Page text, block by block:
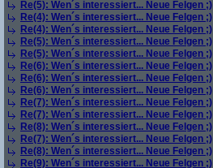
Re(5): Wen´s interessiert... Neue Felgen ;)
Re(4): Wen´s interessiert... Neue Felgen ;)
Re(4): Wen´s interessiert... Neue Felgen ;)
Re(5): Wen´s interessiert... Neue Felgen ;)
Re(5): Wen´s interessiert... Neue Felgen ;)
Re(6): Wen´s interessiert... Neue Felgen ;)
Re(6): Wen´s interessiert... Neue Felgen ;)
Re(6): Wen´s interessiert... Neue Felgen ;)
Re(7): Wen´s interessiert... Neue Felgen ;)
Re(7): Wen´s interessiert... Neue Felgen ;)
Re(8): Wen´s interessiert... Neue Felgen ;)
Re(7): Wen´s interessiert... Neue Felgen ;)
Re(8): Wen´s interessiert... Neue Felgen ;)
Re(9): Wen´s interessiert... Neue Felgen ;)